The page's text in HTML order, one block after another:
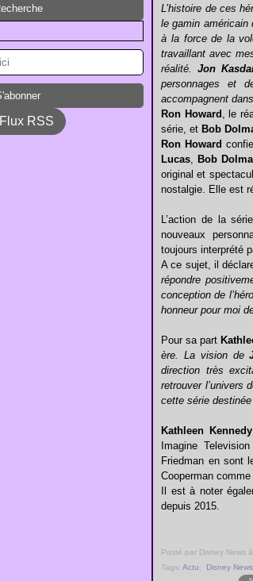
Flux RSS
L’histoire de ces
le gamin américain
à la force de la
travaillant avec
réalité.Jon
personnages et
accompagnent
Ron Howard , le
série, et Bob
Ron Howard
Lucas, Bob
original et
nostalgie. Elle est
L’action de la
nouveaux
toujours interprété
A ce sujet, il
répondre
conception de
honneur pour moi
Pour sa part
ère. La vision de
direction très
retrouver l’univers
cette série
Kathleen Kennedy
Imagine
Friedman en sont
Cooperman
Il est à noter
depuis 2015.
Posté par Disney News
Tags:Actu Disney News